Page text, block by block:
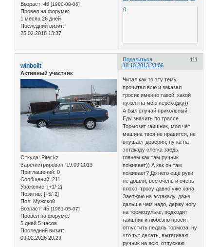
Возраст: 46 [1980-08-06]
Провел на форуме:
1 месяц 26 дней
Последний визит:
25.02.2018 13:37
0
Поделиться
111
18.10.2013 23:06
winbolit
Активный участник
Откуда: Piter.kz
Зарегистрирован: 19.09.2013
Приглашений: 0
Сообщений: 211
Уважение: [+1/-2]
Позитив: [+5/-2]
Пол: Мужской
Возраст: 45 [1981-05-07]
Провел на форуме:
5 дней 5 часов
Последний визит:
09.02.2026 20:29
Читал как то эту тему,
прочитал всю и заказал
тросик именно такой, какой
нужен на мою переходку))
А был случай прикольный.
Еду значить по трассе.
Тормозит гаишник, мол чёт
машина твоя не нравится, не
внушает доверия, ну ка на
эстакаду слегка заедь,
глянем как там ручник
поживает)) А как он там
поживает? До него ещё руки
не дошли, всё очень и очень
плохо, тросу давно уже хана.
Заезжаю на эстакаду, даже
дальше чем надо, держу ногу
на тормозульке, подходит
гаишник и любезно просит
отпустить педаль тормоза, ну
что тут делать, вытягиваю
ручник на всю, отпускаю